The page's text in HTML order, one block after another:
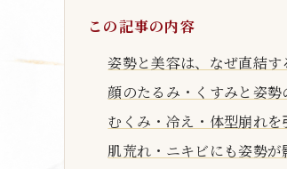
この記事の内容
姿勢と美容は、なぜ直結す
顔のたるみ・くすみと姿勢
むくみ・冷え・体型崩れ
肌荒れ・ニキビにも姿勢が